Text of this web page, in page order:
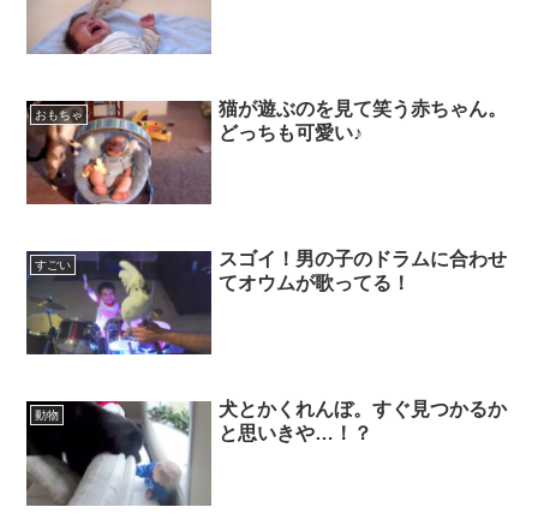
おもちゃ
猫が遊ぶのを見て笑う赤ちゃん。
どっちも可愛い♪
すごい
スゴイ！男の子のドラムに合わせ
てオウムが歌ってる！
動物
犬とかくれんぼ。すぐ見つかるか
と思いきや…！？